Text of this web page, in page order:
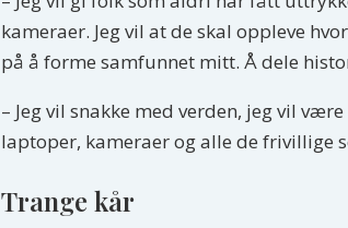
kameraer. Jeg vil at de skal oppleve
på å forme samfunnet mitt. Å dele
– Jeg vil snakke med verden, jeg vil
laptoper, kameraer og alle de frivillige
Trange kår